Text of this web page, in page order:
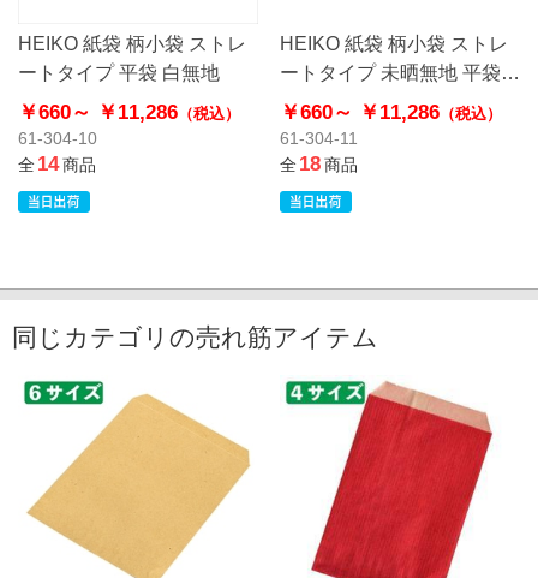
HEIKO 紙袋 柄小袋 ストレ
ートタイプ 平袋 白無地
￥660～ ￥11,286 （税込）
61-304-10
全14商品
HEIKO 紙袋 柄小袋 ストレ
ートタイプ 未晒無地 平袋
クラフト
￥660～ ￥11,286（税込）
61-304-11
全18商品
同じカテゴリの売れ筋アイテム